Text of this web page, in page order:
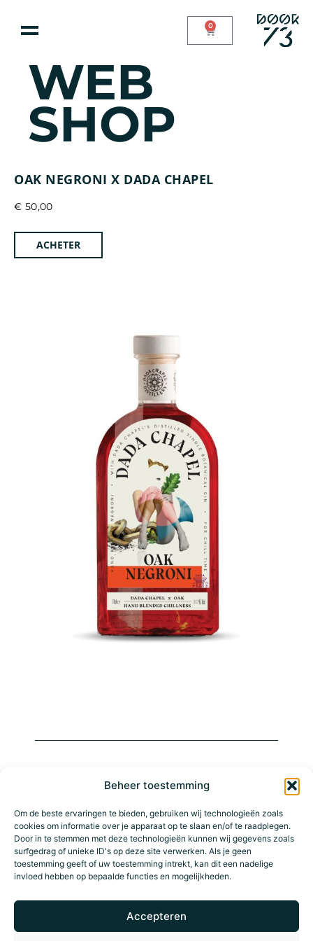
Beheer toestemming
Om de beste ervaringen te bieden, gebruiken wij technologieën zoals
cookies om informatie over je apparaat op te slaan en/of te raadplegen.
Door in te stemmen met deze technologieën kunnen wij gegevens zoals
surfgedrag of unieke ID's op deze site verwerken. Als je geen
toestemming geeft of uw toestemming intrekt, kan dit een nadelige
invloed hebben op bepaalde functies en mogelijkheden.
Accepteren
0
WEB
SHOP
OAK NEGRONI X DADA CHAPEL
€ 50,00
ACHETER
RESERVÉ MAIL
hoogstraat 73